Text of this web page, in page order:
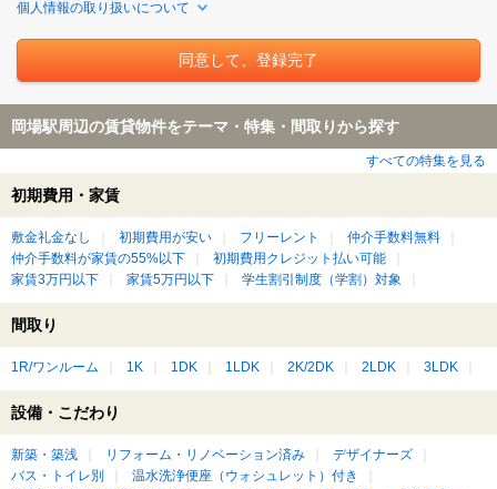
個人情報の取り扱いについて
岡場駅周辺の賃貸物件をテーマ・特集・間取りから探す
すべての特集を見る
初期費用・家賃
敷金礼金なし 初期費用が安い フリーレント
仲介手数料無料
仲介手数料が家賃の55%以下
初期費用クレジット払い可能
家賃3万円以下
家賃5万円以下 学生割引制度（学割）対象
間取り
1R/ワンルーム 1K 1DK 1LDK 2K/2DK 2LDK 3LDK
設備・こだわり
新築・築浅 リフォーム・リノベーション済み
デザイナーズ
バス・トイレ別
温水洗浄便座（ウォシュレット）付き